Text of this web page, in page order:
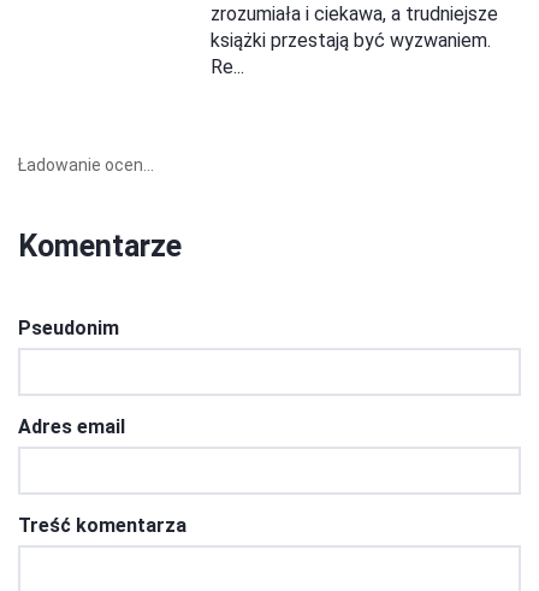
zrozumiała i ciekawa, a trudniejsze
książki przestają być wyzwaniem.
Re...
Ładowanie ocen...
Komentarze
Pseudonim
Adres email
Treść komentarza